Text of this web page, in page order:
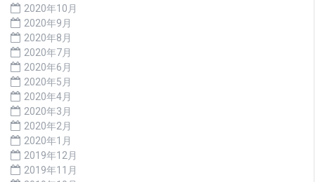
2020年10月
2020年9月
2020年8月
2020年7月
2020年6月
2020年5月
2020年4月
2020年3月
2020年2月
2020年1月
2019年12月
2019年11月